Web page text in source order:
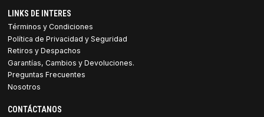
LINKS DE INTERES
Términos y Condiciones
Política de Privacidad y Seguridad
Retiros y Despachos
Garantías, Cambios y Devoluciones.
Preguntas Frecuentes
Nosotros
CONTÁCTANOS